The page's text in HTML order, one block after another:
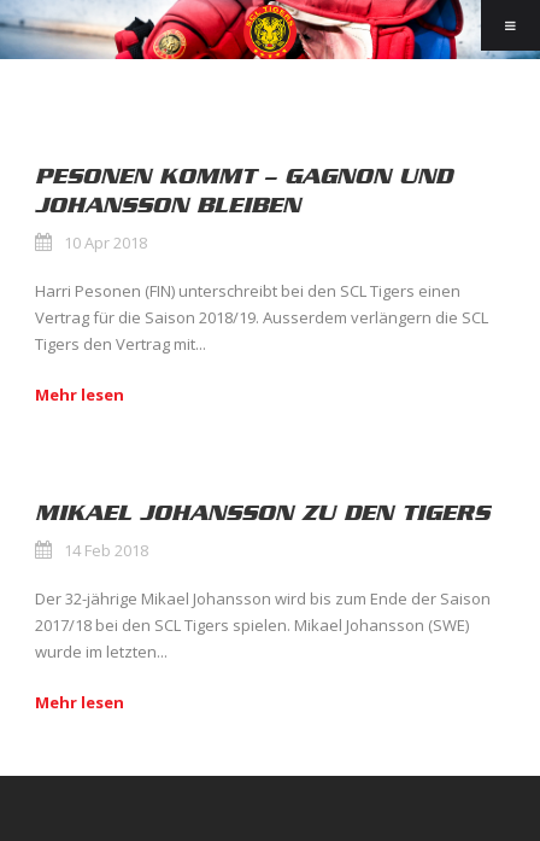
PESONEN KOMMT – GAGNON UND
JOHANSSON BLEIBEN
10 Apr 2018
Harri Pesonen (FIN) unterschreibt bei den SCL Tigers einen
Vertrag für die Saison 2018/19. Ausserdem verlängern die SCL
Tigers den Vertrag mit...
Mehr lesen
MIKAEL JOHANSSON ZU DEN TIGERS
14 Feb 2018
Der 32-jährige Mikael Johansson wird bis zum Ende der Saison
2017/18 bei den SCL Tigers spielen. Mikael Johansson (SWE)
wurde im letzten...
Mehr lesen